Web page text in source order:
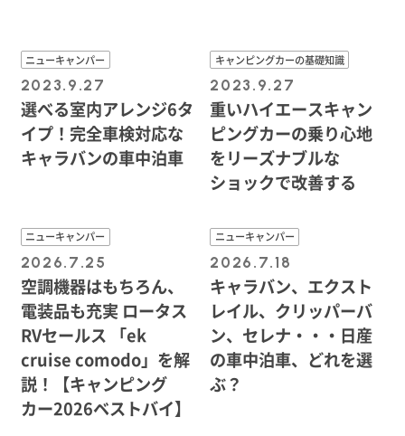
ニューキャンパー
2023.9.27
選べる室内アレンジ6タ
イプ！完全車検対応な
キャラバンの車中泊車
キャンピングカーの基礎知識
2023.9.27
重いハイエースキャン
ピングカーの乗り心地
をリーズナブルな
ショックで改善する
ニューキャンパー
2026.7.25
空調機器はもちろん、
電装品も充実 ロータス
RVセールス 「ek
cruise comodo」を解
説！【キャンピング
カー2026ベストバイ】
ニューキャンパー
2026.7.18
キャラバン、エクスト
レイル、クリッパーバ
ン、セレナ・・・日産
の車中泊車、どれを選
ぶ？